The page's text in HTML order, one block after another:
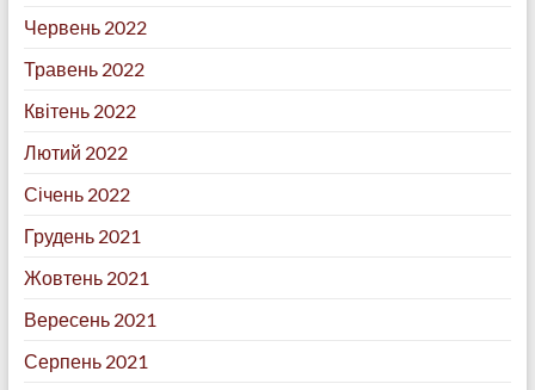
Червень 2022
Травень 2022
Квітень 2022
Лютий 2022
Січень 2022
Грудень 2021
Жовтень 2021
Вересень 2021
Серпень 2021